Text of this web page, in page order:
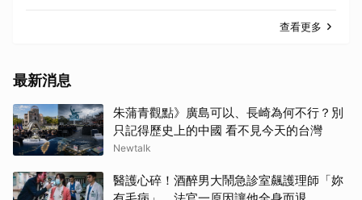
查看更多
最新消息
朱蒲青觀點》廣島可以、長崎為何不行？別
只記得歷史上的中國 看不見今天的台灣
Newtalk
醫護心碎！酒醉男大鬧急診室飆護理師「妳